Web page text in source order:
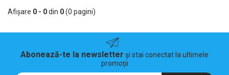
Afişare 0 - 0din 0(0 pagini)
Abonează-te la newsletter și stai conectat la ultimele
promoții